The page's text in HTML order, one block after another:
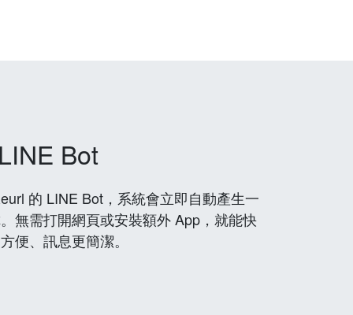
Bot
的 LINE Bot，系統會立即自動產生一
無需打開網頁或安裝額外 App，就能快
便、訊息更簡潔。